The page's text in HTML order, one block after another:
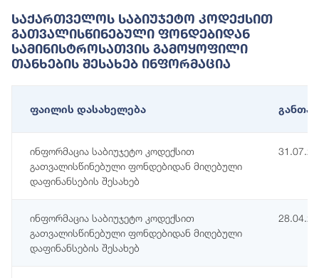
Საქართველოს Საბიუჯეტო Კოდექსით
Გათვალისწინებული Ფონდებიდან
Სამინისტროსათვის Გამოყოფილი
Თანხების Შესახებ Ინფორმაცია
ფაილის დასახელება
ინფორმაცია საბიუჯეტო კოდექსით
გათვალისწინებული ფონდებიდან მიღებული
დაფინანსების შესახებ
ინფორმაცია საბიუჯეტო კოდექსით
გათვალისწინებული ფონდებიდან მიღებული
დაფინანსების შესახებ